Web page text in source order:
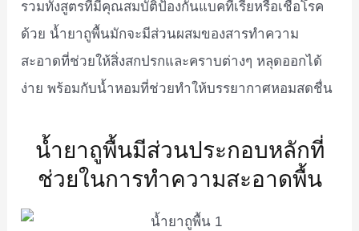
รวมทั้งสูตรที่มีคุณสมบัติป้องกันแบคทีเรียหรือเชื้อโรค
ด้วย น้ำยาถูพื้นมักจะมีส่วนผสมของสารทำความ
สะอาดที่ช่วยให้สิ่งสกปรกและคราบต่างๆ หลุดออกได้
ง่าย พร้อมกับน้ำหอมที่ช่วยทำให้บรรยากาศหอมสดชื่น
น้ำยาถูพื้นมีส่วนประกอบหลักที่
ช่วยในการทำความสะอาดพื้น